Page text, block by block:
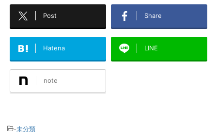
Post Share
Hatena LINE
note
-未分類